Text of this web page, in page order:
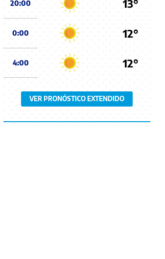
20:00 13°
0:00 12°
4:00 12°
VER PRONÓSTICO EXTENDIDO